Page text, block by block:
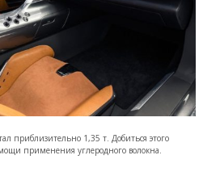
приблизительно 1,35 т. Добиться этого
применения углеродного волокна.